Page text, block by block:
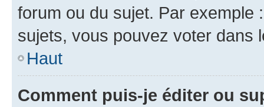
forum ou du sujet. Par exemple
sujets, vous pouvez voter dans
Haut
Comment puis-je éditer ou